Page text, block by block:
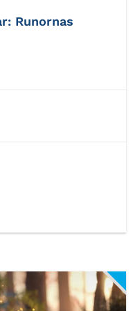
Runornas